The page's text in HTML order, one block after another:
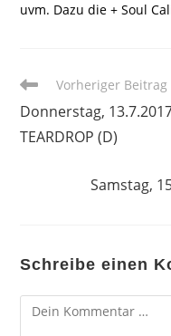
uvm. Dazu die + Soul
Weitere
ansehen
Vorheriger Beitrag
Donnerstag,
TEARDROP (D)
Samstag,
Schreibe einen
Kommentar